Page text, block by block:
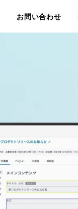
お問い合わせ